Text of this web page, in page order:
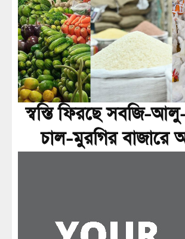
স্বস্তি ফিরছে সবজি-
চাল-মুরগির বাজারে